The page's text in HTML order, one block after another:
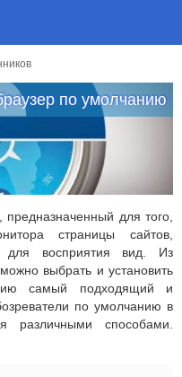
по умолчанию
для того,
страницы сайтов,
для восприятия вид. Из
выбрать и установить
самый подходящий и
по умолчанию в
различными способами.